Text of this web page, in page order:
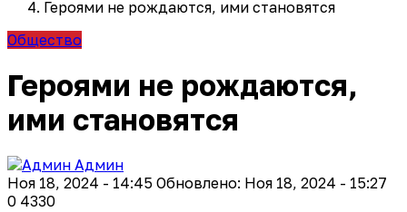
Героями не рождаются, ими становятся
Общество
Героями не рождаются,
ими становятся
Админ
Ноя 18, 2024 - 14:45 Обновлено: Ноя 18, 2024 - 15:27
0 4330